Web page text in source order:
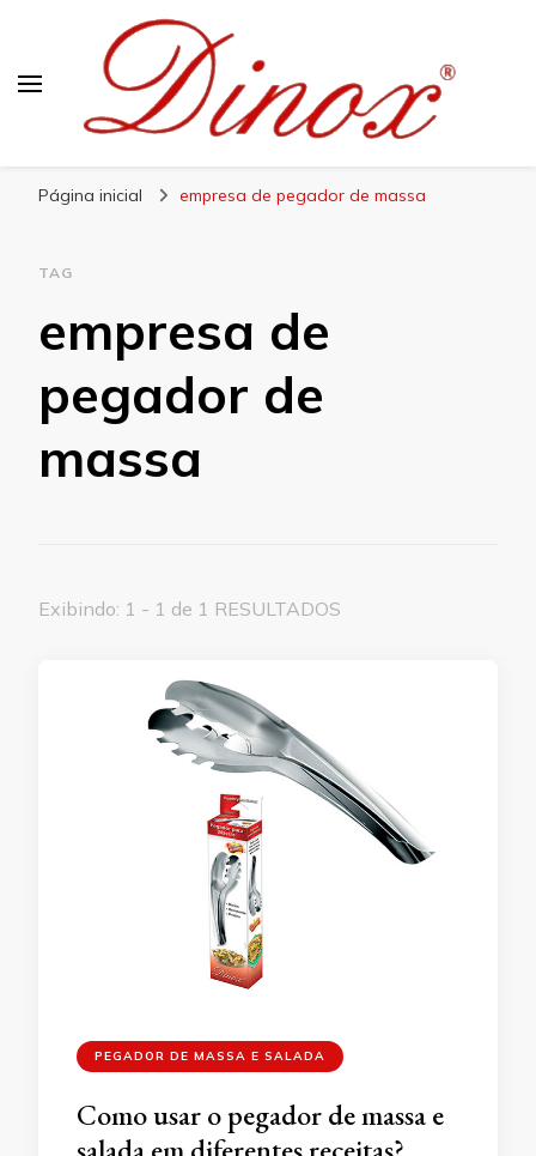
Página inicial empresa de pegador de massa
TAG
empresa de
pegador de
massa
Exibindo: 1 - 1 de 1 RESULTADOS
PEGADOR DE MASSA E SALADA
Como usar o pegador de massa e